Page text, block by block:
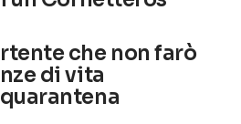
che non farò
di vita